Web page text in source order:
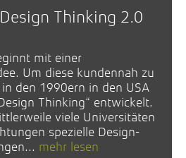
Thinking 2.0
mit einer
Um diese kundennah zu
den 1990ern in den USA
Thinking“ entwickelt.
viele Universitäten
spezielle Design-
mehr lesen